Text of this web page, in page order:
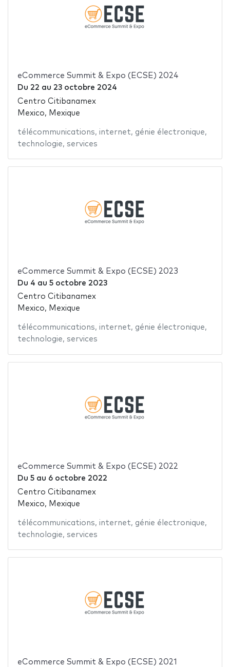
eCommerce Summit & Expo (ECSE) 2024
Du 22 au 23 octobre 2024
Centro Citibanamex
Mexico, Mexique
télécommunications, internet, génie électronique,
technologie, services
eCommerce Summit & Expo (ECSE) 2023
Du 4 au 5 octobre 2023
Centro Citibanamex
Mexico, Mexique
télécommunications, internet, génie électronique,
technologie, services
eCommerce Summit & Expo (ECSE) 2022
Du 5au 6 octobre 2022
Centro Citibanamex
Mexico, Mexique
télécommunications, internet, génie électronique,
technologie, services
eCommerce Summit & Expo (ECSE) 2021